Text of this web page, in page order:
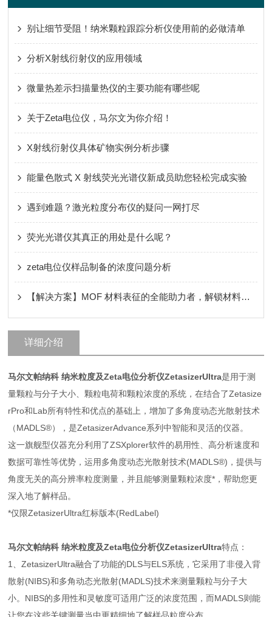
别让细节受阻！纳米颗粒跟踪分析仪使用前的必做清单
分析X射线衍射仪的应用领域
微量热差示扫描量热仪的主要功能有哪些呢
关于Zeta电位仪，马尔文为你介绍！
X射线衍射仪具体矿物实例分析步骤
能量色散式 X 射线荧光光谱仪新成员助您轻松完成实验
遇到难题？激光粒度分布仪的疑问一网打尽
荧光光谱仪其真正的用处是什么呢？
zeta电位仪样品制备的浓度问题分析
【解决方案】MOF 材料表征的全能助力者，解锁材料无限潜能
详细介绍
马尔文帕纳科 纳米粒度及Zeta电位分析仪ZetasizerUltra是用于测
量颗粒与分子大小、颗粒电荷和颗粒浓度的系统，在结合了Zetasize
rPro和Lab所有特性和优点的基础上，增加了多角度动态光散射技术
（MADLS®），是ZetasizerAdvance系列中智能和灵活的仪器。
这一旗舰型仪器充分利用了ZSXplorer软件的易用性、高分析速度和
数据可靠性等优势，运用多角度动态光散射技术(MADLS®)，提供与
角度无关的高分辨率粒度测量，并且能够测量颗粒浓度*，帮助您更
深入地了解样品。
*仅限ZetasizerUltra红标版本(RedLabel)
马尔文帕纳科 纳米粒度及Zeta电位分析仪ZetasizerUltra特点：
1、ZetasizerUltra融合了功能的DLS与ELS系统，它采用了非侵入背
散射(NIBS)和多角动态光散射(MADLS)技术来测量颗粒与分子大
小。NIBS的多用性和灵敏度可适用广泛的浓度范围，而MADLS则能